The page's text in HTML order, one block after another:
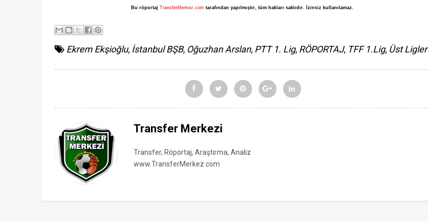
Bu röportaj TransferMerkez.com tarafından yapılmıştır, tüm hakları sakl ıdır. İ zinsiz kullanılamaz.
Ekrem Ekşioğlu, İstanbul BŞB, Oğuzhan Arslan, PTT 1. Lig, RÖPORTAJ, TFF 1.Lig, Üst Ligler
Transfer Merkezi
Transfer, Röportaj, Araştırma, Analiz
www.TransferMerkez.com